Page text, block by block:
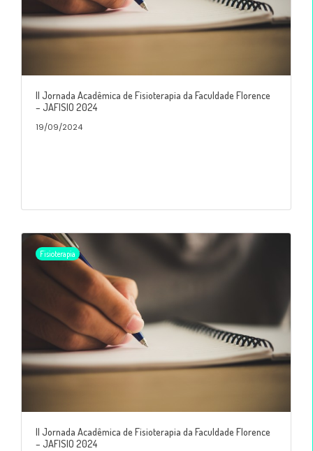
II Jornada Acadêmica de Fisioterapia da Faculdade Florence
– JAFISIO 2024
19/09/2024
Fisioterapia
II Jornada Acadêmica de Fisioterapia da Faculdade Florence
– JAFISIO 2024